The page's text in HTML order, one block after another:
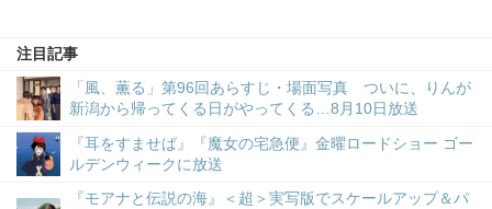
注目記事
「風、薫る」第96回あらすじ・場面写真 ついに、りんが
新潟から帰ってくる日がやってくる…8月10日放送
『耳をすませば』『魔女の宅急便』金曜ロードショー ゴー
ルデンウィークに放送
『モアナと伝説の海』＜超＞実写版でスケールアップ＆パ